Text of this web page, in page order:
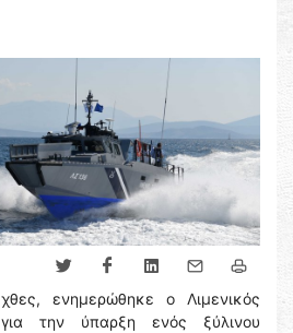
ενημερώθηκε ο Λιμενικός
την ύπαρξη ενός ξύλινου